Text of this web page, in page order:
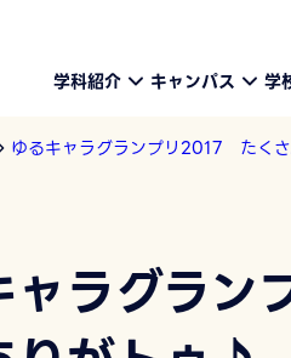
学科紹介 キャンパス 学
ゆるキャラグランプリ2017 たく
ャラグラ